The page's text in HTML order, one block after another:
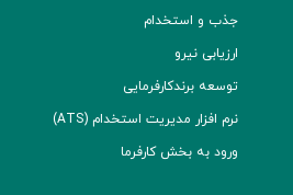
جذب و استخدام
ارزیابی نیرو
توسعه برند‌کارفرمایی
نرم افزار مدیریت استخدام (ATS)
ورود به بخش کارفرما